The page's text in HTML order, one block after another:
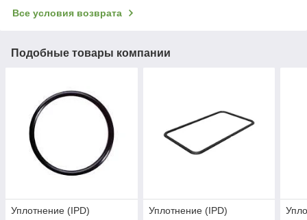
Все условия возврата
Подобные товары компании
Уплотнение (IPD)
Уплотнение (IPD)